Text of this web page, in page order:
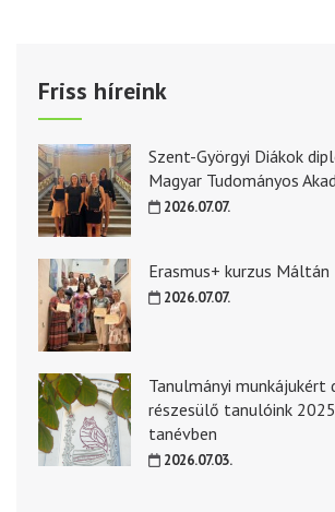
Friss híreink
Szent-Györgyi Diákok
Magyar Tudományos
2026.07.07.
Erasmus+ kurzus Máltán
2026.07.07.
Tanulmányi munkájukért
részesülő tanulóink
tanévben
2026.07.03.